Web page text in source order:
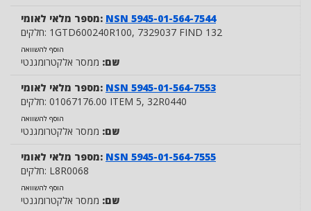
מספר מלאי לאומי: NSN 5945-01-564-7544
חלקים: 1GTD600240R100, 7329037 FIND 132
הוסף להשוואה
שם: ממסר אלקטרומגנטי
מספר מלאי לאומי: NSN 5945-01-564-7553
חלקים: 01067176.00 ITEM 5, 32R0440
הוסף להשוואה
שם: ממסר אלקטרומגנטי
מספר מלאי לאומי: NSN 5945-01-564-7555
חלקים: L8R0068
הוסף להשוואה
שם: ממסר אלקטרומגנטי